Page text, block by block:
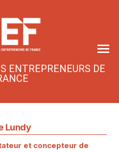
ENTREPRENEURS DE
Lundy
et concepteur de